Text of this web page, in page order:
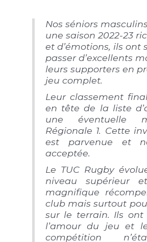
Nos séniors
une saison 2022-23
et d’émotions, ils ont
passer d’excellents
leurs supporters en
jeu complet.
Leur classement
en tête de la liste
une éventuelle
Régionale 1. Cette
est parvenue et
acceptée.
Le TUC Rugby
niveau supérieur
magnifique
club mais surtout
sur le terrain. Ils ont
l’amour du jeu et
compétition